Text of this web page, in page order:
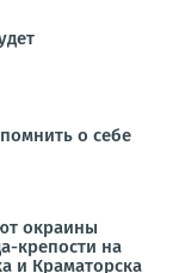
о себе
окраины
крепости на
и Краматорска